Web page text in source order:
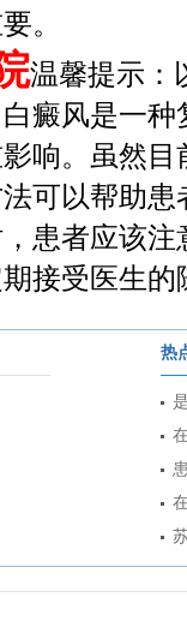
。
温馨提示：
癜风是一
响。虽然
可以帮助
患者应该
接受医生的
热